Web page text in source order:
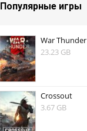
Популярные игры
War Thunder
23.23 GB
Crossout
3.67 GB